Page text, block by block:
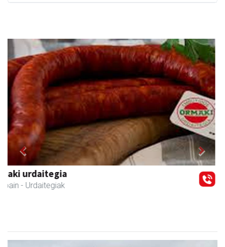
Ondarreta taberna
Andoain - Tabernak
Previous Next